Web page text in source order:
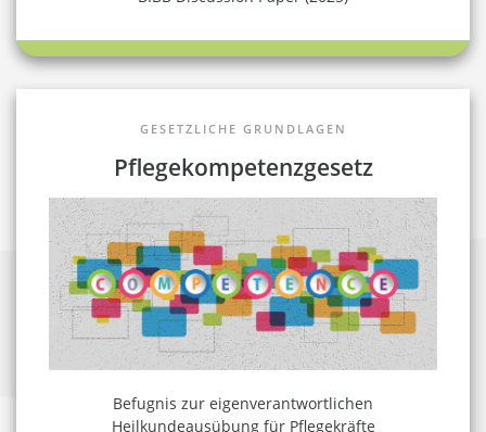
GESETZLICHE GRUNDLAGEN
Pflegekompetenzgesetz
Befugnis zur eigenverantwortlichen
Heilkundeausübung für Pflegekräfte